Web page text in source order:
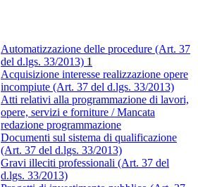
Automatizzazione delle procedure (Art. 37
del d.lgs. 33/2013) 1
Acquisizione interesse realizzazione opere
incompiute (Art. 37 del d.lgs. 33/2013)
Atti relativi alla programmazione di lavori,
opere, servizi e forniture / Mancata
redazione programmazione
Documenti sul sistema di qualificazione
(Art. 37 del d.lgs. 33/2013)
Gravi illeciti professionali (Art. 37 del
d.lgs. 33/2013)